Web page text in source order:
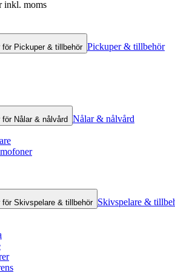
inkl. moms
Pickuper & tillbehör Pickuper & tillbehör
Nålar & nålvård Nålar & nålvård
Skivspelare & tillbehör Skivspelare &